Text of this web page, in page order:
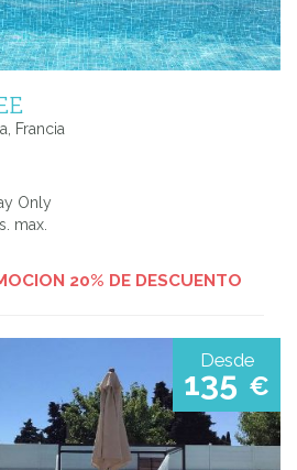
Francia
Only
max.
20% DE DESCUENTO
Desde
135 €